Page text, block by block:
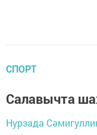
СПОРТ
Салавычта
Нурзада